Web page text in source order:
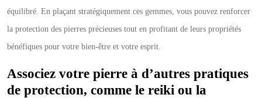
équilibré. En plaçant stratégiquement ces gemmes, vous pouvez renforcer
la protection des pierres précieuses tout en profitant de leurs propriétés
bénéfiques pour votre bien-être et votre esprit.
Associez votre pierre à d’autres pratiques
de protection, comme le reiki ou la